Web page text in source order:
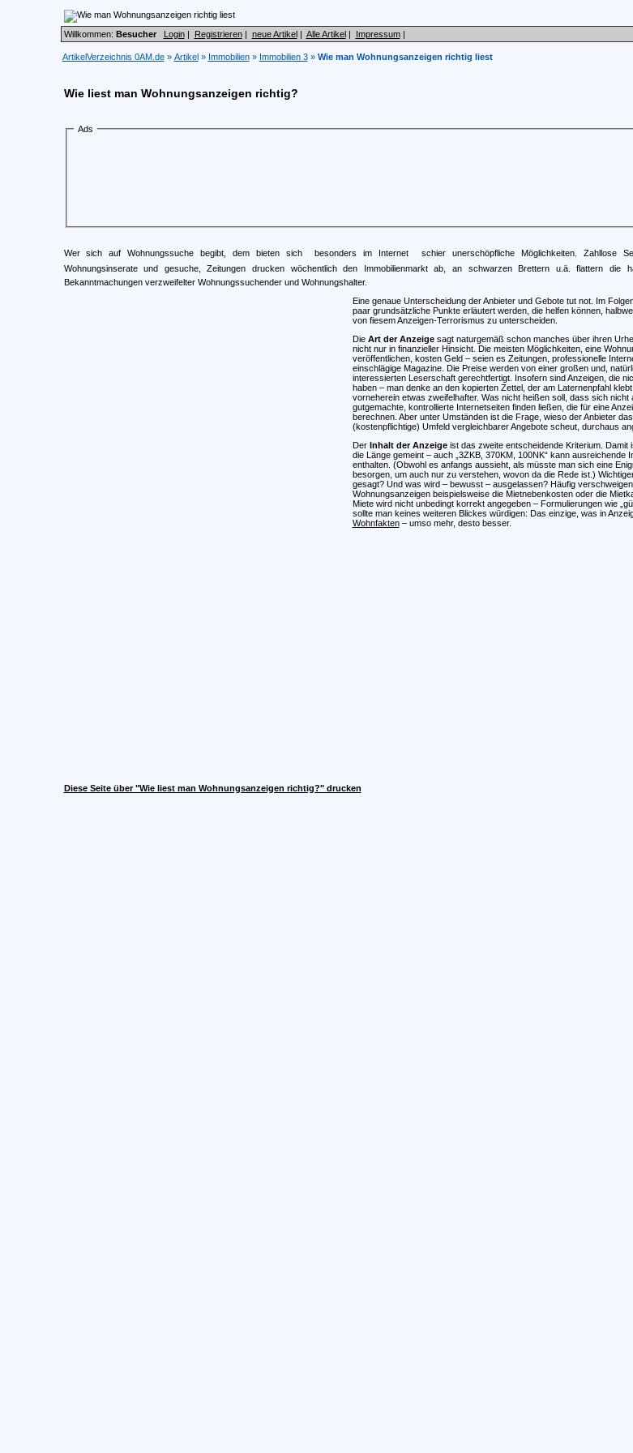
Willkommen: Besucher Login| Registrieren| neue Artikel| Alle Artikel| Impressum|
ArtikelVerzeichnis 0AM.de» Artikel» Immobilien» Immobilien 3» Wie man Wohnungsanzeigen richtig liest
Wie liest man Wohnungsanzeigen richtig?
Ads
Wer sich auf Wohnungssuche begibt, dem bieten sich  besonders im Internet  schier unerschöpfliche Möglichkeiten. Zahllose
Wohnungsinserate und gesuche, Zeitungen drucken wöchentlich den Immobilienmarkt ab, an schwarzen Brettern u.ä. flattern die
Bekanntmachungen verzweifelter Wohnungssuchender und Wohnungshalter.
Eine genaue Unterscheidung der Anbieter und Gebote tut not. Im
paar grundsätzliche Punkte erläutert werden, die helfen können,
von fiesem Anzeigen-Terrorismus zu unterscheiden.
Die Art der Anzeige sagt naturgemäß schon manches über ihren
nicht nur in finanzieller Hinsicht. Die meisten Möglichkeiten, eine
veröffentlichen, kosten Geld – seien es Zeitungen, professionelle
einschlägige Magazine. Die Preise werden von einer großen und,
interessierten Leserschaft gerechtfertigt. Insofern sind Anzeigen, die
haben – man denke an den kopierten Zettel, der am Laternenpfahl
vorneherein etwas zweifelhafter. Was nicht heißen soll, dass sich nicht
gutgemachte, kontrollierte Internetseiten finden ließen, die für eine
berechnen. Aber unter Umständen ist die Frage, wieso der Anbieter das
(kostenpflichtige) Umfeld vergleichbarer Angebote scheut, durchaus
Der Inhalt der Anzeige ist das zweite entscheidende Kriterium. Damit
die Länge gemeint – auch „3ZKB, 370KM, 100NK“ kann ausreichende
enthalten. (Obwohl es anfangs aussieht, als müsste man sich eine
besorgen, um auch nur zu verstehen, wovon da die Rede ist.)
gesagt? Und was wird – bewusst – ausgelassen? Häufig verschweigen
Wohnungsanzeigen beispielsweise die Mietnebenkosten oder die
Miete wird nicht unbedingt korrekt angegeben – Formulierungen wie
sollte man keines weiteren Blickes würdigen: Das einzige, was in
Wohnfakten– umso mehr, desto besser.
Diese Seite über "Wie liest man Wohnungsanzeigen richtig?" drucken